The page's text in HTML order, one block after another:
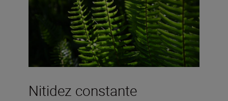
Nitidez constante